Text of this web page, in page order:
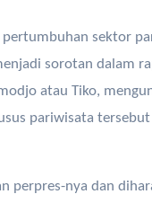
sorotan dalam
atau Tiko,
pariwisata
perpres-nya dan